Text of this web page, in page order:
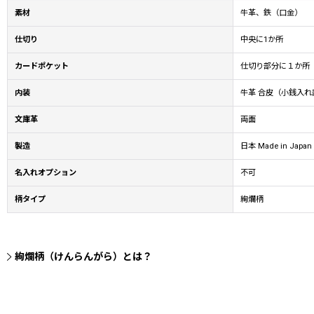
素材 牛革、鉄（口金）
仕切り 中央に1か所
カードポケット 仕切り部分に１か所
内装 牛革 合皮（小銭入れ
文庫革 両面
製造 日本 Made in Japan
名入れオプション 不可
柄タイプ 絢爛柄
絢爛柄（けんらんがら）とは？